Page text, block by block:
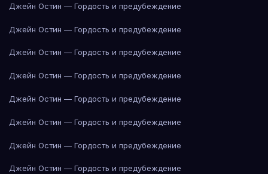
Джейн Остин — Гордость и предубеждение
Джейн Остин — Гордость и предубеждение
Джейн Остин — Гордость и предубеждение
Джейн Остин — Гордость и предубеждение
Джейн Остин — Гордость и предубеждение
Джейн Остин — Гордость и предубеждение
Джейн Остин — Гордость и предубеждение
Джейн Остин — Гордость и предубеждение